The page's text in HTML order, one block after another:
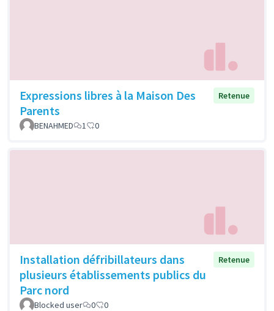
Expressions libres à la Maison Des
Parents
Retenue
BENAHMED 1 0
Installation défribillateurs dans
plusieurs établissements publics du
Parc nord
Retenue
Blocked user 0 0